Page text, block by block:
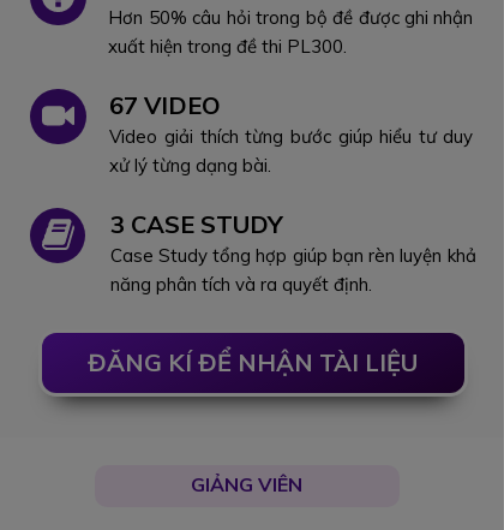
3 CASE STUDY
Case Study tổng hợp giúp bạn rèn luyện khả
năng phân tích và ra quyết định.
67 VIDEO
Video giải thích từng bước giúp hiểu tư duy
xử lý từng dạng bài.
Hơn 50% câu hỏi trong bộ đề được ghi nhận
xuất hiện trong đề thi PL300.
ĐĂNG KÍ ĐỂ NHẬN TÀI LIỆU
GIẢNG VIÊN